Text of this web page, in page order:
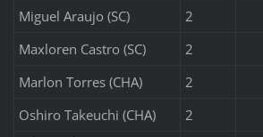
Miguel Araujo (SC)
2
Maxloren Castro (SC)
2
Marlon Torres (CHA)
2
Oshiro Takeuchi (CHA)
2